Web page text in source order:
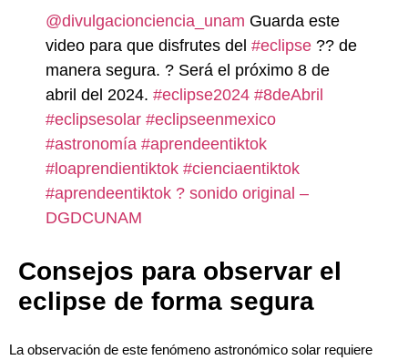
@divulgacionciencia_unam Guarda este
video para que disfrutes del #eclipse ?? de
manera segura. ? Será el próximo 8 de
abril del 2024. #eclipse2024 #8deAbril
#eclipsesolar #eclipseenmexico
#astronomía #aprendeentiktok
#loaprendientiktok #cienciaentiktok
#aprendeentiktok ? sonido original –
DGDCUNAM
Consejos para observar el
eclipse de forma segura
La observación de este fenómeno astronómico solar requiere